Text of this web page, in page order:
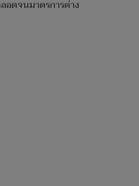
อดจนมาตรการต่าง